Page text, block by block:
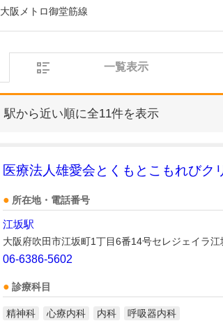
大阪メトロ御堂筋線
一覧表示
駅から近い順に全11件を表示
医療法人雄愛会とくもとこもれびク
所在地・電話番号
江坂駅
大阪府吹田市江坂町1丁目6番14号セレジェイラ江
06-6386-5602
診療科目
精神科 心療内科 内科 呼吸器内科